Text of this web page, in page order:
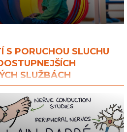
S PORUCHOU SLUCHU
SLUŽBÁCH